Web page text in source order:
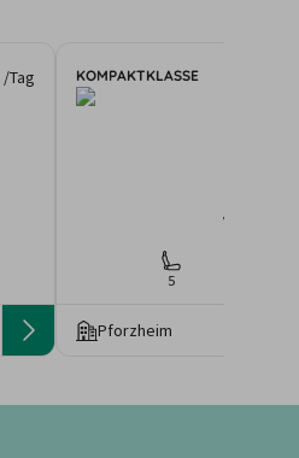
/Tag KOMPAKTKLASSE
Volkswagen
5
Pforzheim